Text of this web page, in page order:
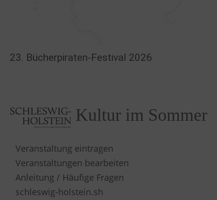
23. Bücherpiraten-Festival 2026
Kultur im Sommer
Veranstaltung eintragen
Veranstaltungen bearbeiten
Anleitung / Häufige Fragen
schleswig-holstein.sh